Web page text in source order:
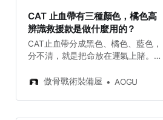
CAT 止血帶有三種顏色，橘色高
辨識救援款是做什麼用的？
CAT止血帶分成黑色、橘色、藍色，
分不清，就是把命放在運氣上賭。這
命、哪條拿來訓練、哪條放包裡最好
傲骨戰術裝備屋 AOGU